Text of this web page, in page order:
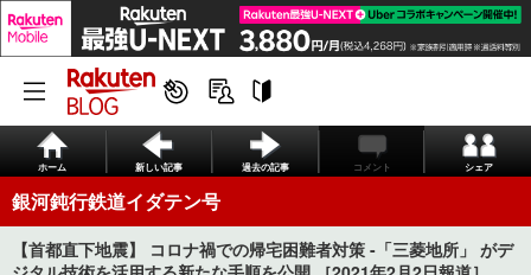
ホーム 新しい記事 過去の記事 コメント シェア
銀河鈍行鉄道イダテン号
【首都直下地震】 コロナ禍での帰宅困難者対策 -「三菱地所」 がデ